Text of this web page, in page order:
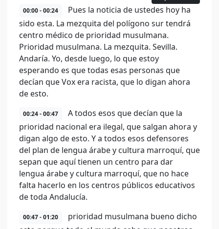
00:00 - 00:24
Pues la noticia de ustedes hoy ha
sido esta. La mezquita del polígono sur tendrá
centro médico de prioridad musulmana.
Prioridad musulmana. La mezquita. Sevilla.
Andaría. Yo, desde luego, lo que estoy
esperando es que todas esas personas que
decían que Vox era racista, que lo digan ahora
de esto.
00:24 - 00:47
A todos esos que decían que la
prioridad nacional era ilegal, que salgan ahora y
digan algo de esto. Y a todos esos defensores
del plan de lengua árabe y cultura marroquí, que
sepan que aquí tienen un centro para dar
lengua árabe y cultura marroquí, que no hace
falta hacerlo en los centros públicos educativos
de toda Andalucía.
00:47 - 01:20
prioridad musulmana bueno dicho